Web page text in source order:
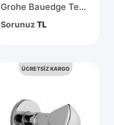
Grohe Bauedge Tek Kumandalı Banyo Bataryası 23605000
SorunuzTL
ÜCRETSİZ KARGO